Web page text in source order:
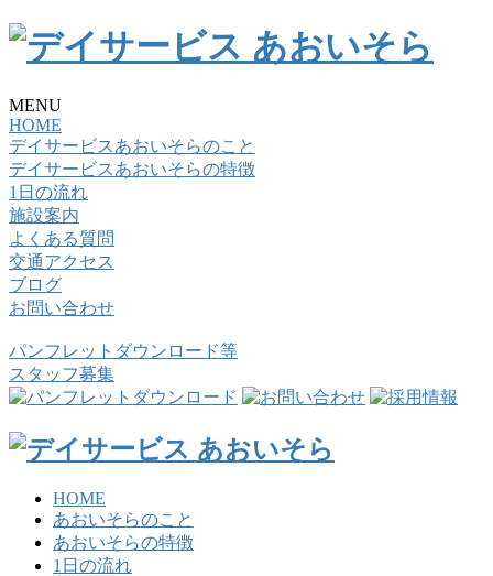
MENU
HOME
デイサービスあおいそらのこと
デイサービスあおいそらの特徴
1日の流れ
施設案内
よくある質問
交通アクセス
ブログ
お問い合わせ
パンフレットダウンロード等
スタッフ募集
HOME
あおいそらのこと
あおいそらの特徴
1日の流れ